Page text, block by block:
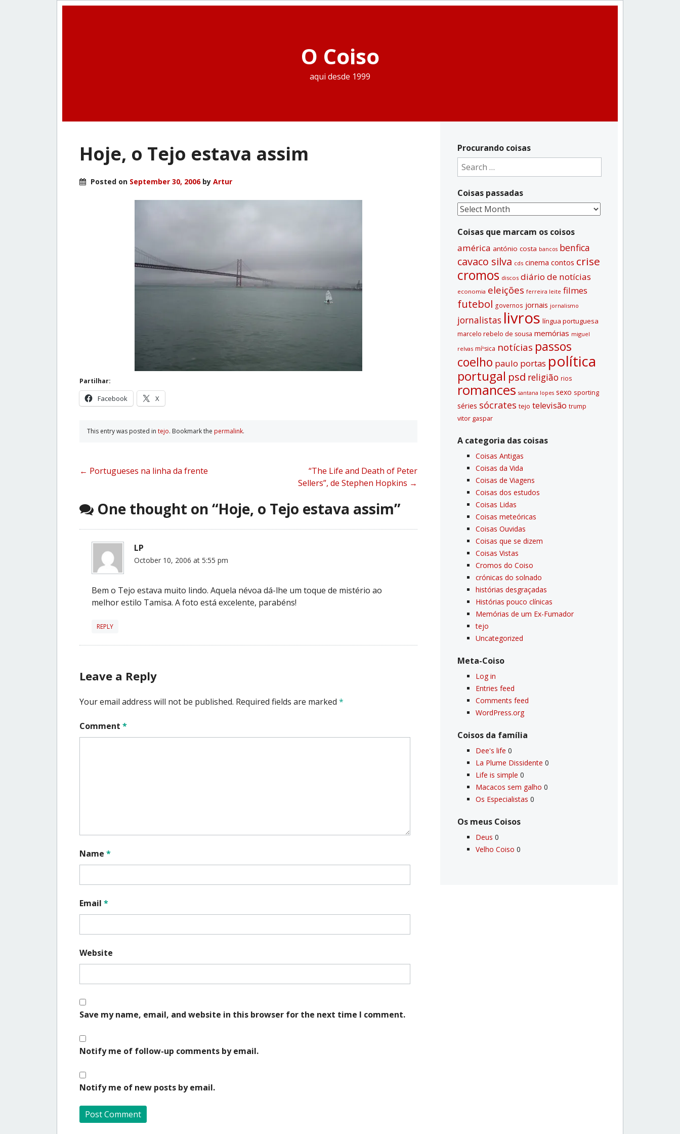
O Coiso
aqui desde 1999
Hoje, o Tejo estava assim
Posted on September 30, 2006by Artur
Partilhar:
Facebook X
This entry was posted in tejo. Bookmark the permalink.
Post
← Portugueses na linha da frente
“The Life and Death of Peter
Sellers”, de Stephen Hopkins →
One thought on “Hoje, o Tejo estava assim”
LP
October 10, 2006 at 5:55 pm
Bem o Tejo estava muito lindo. Aquela névoa dá-lhe um toque de mistério ao
melhor estilo Tamisa. A foto está excelente, parabéns!
REPLY
Leave a Reply
Your email address will not be published. Required fields are marked *
Comment *
Name *
Email *
Website
Save my name, email, and website in this browser for the next time I comment.
Notify me of follow-up comments by email.
Notify me of new posts by email.
Procurando coisas
Search
for:
Coisas passadas
Coisas
Coisas que marcam os coisos
américa antónio costa bancos benfica
cavaco silva cds cinema contos crise
cromos discos diário de notí­cias
economia eleições ferreira leite filmes
futebol governos jornais jornalismo
jornalistas livros lí­ngua portuguesa
marcelo rebelo de sousa memórias miguel
relvas míºsica notí­cias passos
coelho paulo portas polí­tica
portugal psd religião rios
romances santana lopes sexo sporting
séries sócrates tejo televisão trump
vitor gaspar
A categoria das coisas
Coisas Antigas
Coisas da Vida
Coisas de Viagens
Coisas dos estudos
Coisas Lidas
Coisas meteóricas
Coisas Ouvidas
Coisas que se dizem
Coisas Vistas
Cromos do Coiso
crónicas do solnado
histórias desgraçadas
Histórias pouco clí­nicas
Memórias de um Ex-Fumador
tejo
Uncategorized
Meta-Coiso
Log in
Entries feed
Comments feed
WordPress.org
Coisos da famí­lia
Dee's life 0
La Plume Dissidente 0
Life is simple 0
Macacos sem galho 0
Os Especialistas 0
Os meus Coisos
Deus 0
Velho Coiso 0